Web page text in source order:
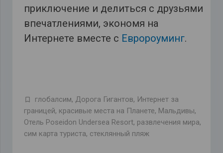
приключение и делиться с друзьями
впечатлениями, экономя на
Интернете вместе с Евророуминг.
глобалсим, Дорога Гигантов, Интернет за
границей, красивые места на Планете, Мальдивы,
Отель Poseidon Undersea Resort, развлечения мира,
сим карта туриста, стеклянный пляж